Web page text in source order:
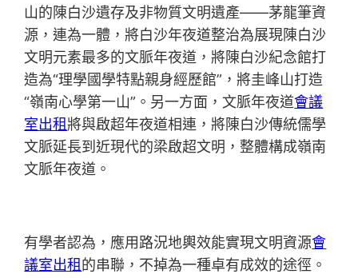
山的陳白沙遺存及非物質文明遺產——茅龍筆資
源，連為一體，將白沙年夜道整治為展現陳白沙
文明元素最多的文脈年夜道，將陳白沙紀念館打
造為“理學國學特點親身經歷館”，將圭峰山打造
“嶺南心學第一山”。另一方面，文脈年夜道會議
室出租將與啟超年夜道相連，將陳白沙傳統儒學
文脈延長到近現代的梁啟超文明，整體構成嶺南
文脈年夜道。
有學者認為，應用路況地輿效能實現文明資源會
議室出租的串聯，不掉為一種卓有成效的途徑。